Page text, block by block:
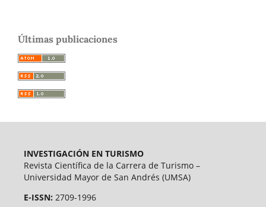
Últimas publicaciones
INVESTIGACIÓN EN TURISMO
Revista Científica de la Carrera de Turismo –
Universidad Mayor de San Andrés (UMSA)
E-ISSN: 2709-1996